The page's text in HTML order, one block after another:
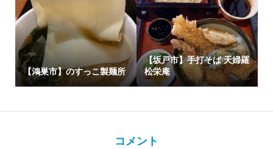
【鴻巣市】のすっこ製麺所
【坂戸市】手打そば 天婦羅
松栄庵
コメント